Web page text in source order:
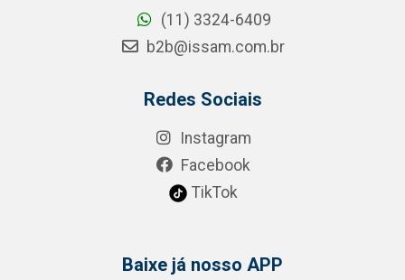
(11) 3324-6409
b2b@issam.com.br
Redes Sociais
Instagram
Facebook
TikTok
Baixe já nosso APP